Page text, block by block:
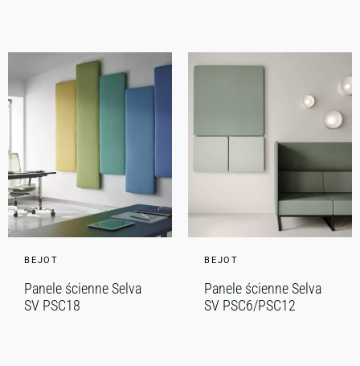
BEJOT
Panele ścienne Selva
SV PSC18
BEJOT
Panele ścienne Selva
SV PSC6/PSC12